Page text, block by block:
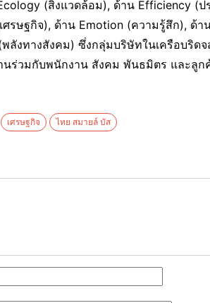
(สิ่งแวดล้อม), ด้าน Efficiency (
ศรษฐกิจ), ด้าน Emotion (ความรู้สึก), ด้
ลังทางสังคม) ซึ่งกลุ่มบริษัทในเครือบริด
นร่วมกับพนักงาน สังคม พันธมิตร และลูก
เศรษฐกิจ ไทย สมายล์ บัส